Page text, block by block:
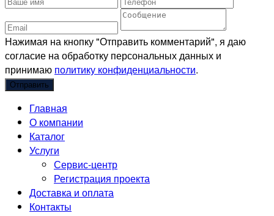
Нажимая на кнопку "Отправить комментарий", я даю
согласие на обработку персональных данных и
принимаю политику конфиденциальности.
Главная
О компании
Каталог
Услуги
Сервис-центр
Регистрация проекта
Доставка и оплата
Контакты